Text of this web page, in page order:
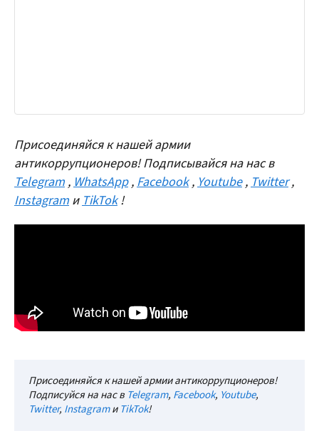
Присоединяйся к нашей армии
антикоррупционеров! Подписывайся на нас в
Telegram ,WhatsApp ,Facebook ,Youtube ,Twitter ,
Instagram иTikTok !
Присоединяйся к нашей армии антикоррупционеров!
Подписуйся на нас в Telegram, Facebook, Youtube,
Twitter, InstagramиTikTok!